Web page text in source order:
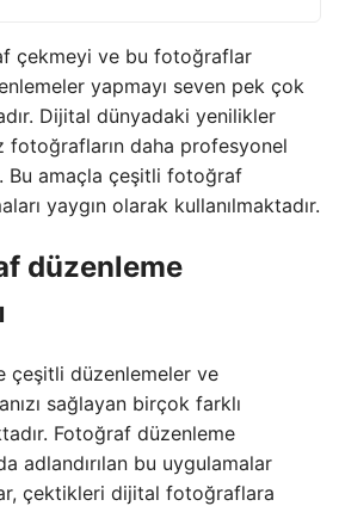
çekmeyi ve bu fotoğraflar
yapmayı seven pek çok
Dijital dünyadaki yenilikler
fotoğrafların daha profesyonel
Bu amaçla çeşitli fotoğraf
yaygın olarak kullanılmaktadır.
düzenleme
çeşitli düzenlemeler ve
sağlayan birçok farklı
Fotoğraf düzenleme
adlandırılan bu uygulamalar
çektikleri dijital fotoğraflara